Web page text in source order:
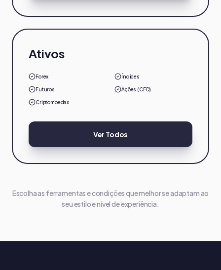
Ativos
Forex Índices
Futuros Ações (CFD)
Criptomoedas
Ver Todos
Escolha as ferramentas e condições que melhor se adaptam ao
seu estilo e nível de experiência.